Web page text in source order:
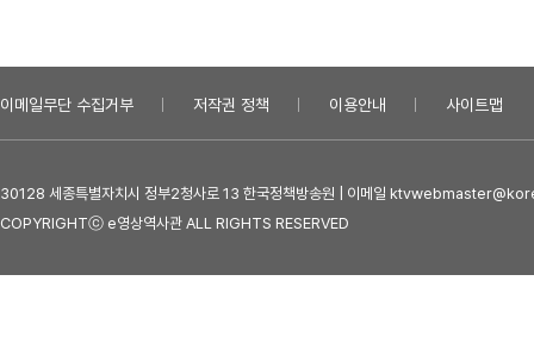
이메일무단 수집거부 저작권 정책 이용안내 사이트맵
30128 세종특별자치시 정부2청사로 13 한국정책방송원 | 이메일
COPYRIGHTⓒ e영상역사관 ALL RIGHTS RESERVED